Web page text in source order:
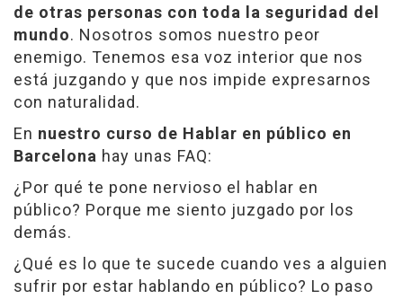
de otras personas con toda la seguridad del
mundo. Nosotros somos nuestro peor
enemigo. Tenemos esa voz interior que nos
está juzgando y que nos impide expresarnos
con naturalidad.
En nuestro curso de Hablar en público en
Barcelona hay unas FAQ:
¿Por qué te pone nervioso el hablar en
público? Porque me siento juzgado por los
demás.
¿Qué es lo que te sucede cuando ves a alguien
sufrir por estar hablando en público? Lo paso